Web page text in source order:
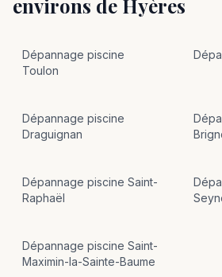
environs de Hyères
Dépannage piscine
Toulon
Dépannage piscine
Draguignan
Dépannage piscine Saint-
Raphaël
Dépannage piscine Saint-
Maximin-la-Sainte-Baume